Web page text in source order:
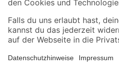
Alle Preisangaben in EUR inkl. gesetzl. MwSt..
Umständen nicht in allen Märkten verfügbar. Die
Produkte nur solange der Vorrat reicht.
*Paketversand ab 59 € versandkostenfrei, gilt